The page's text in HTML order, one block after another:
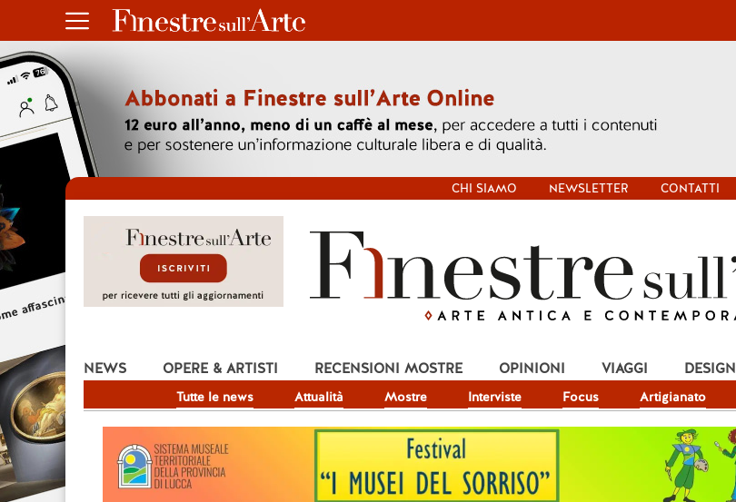
CHI SIAMO NEWSLETTER CONTATTI
NEWS
Tutte le news Attualità Mostre Interviste Focus Artigianato
OPERE & ARTISTI RECENSIONI MOSTRE OPINIONI VIAGGI DESIGN